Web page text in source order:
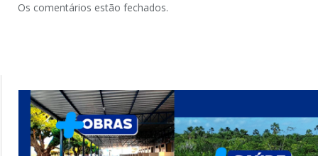
Os comentários estão fechados.